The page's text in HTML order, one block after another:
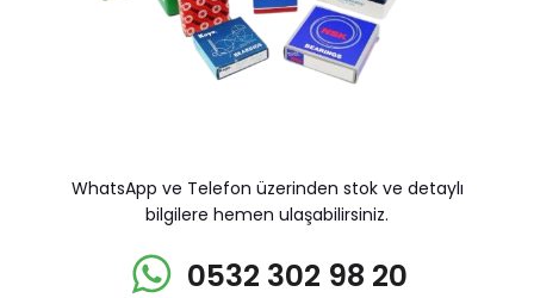
WhatsApp ve Telefon üzerinden stok ve detaylı
bilgilere hemen ulaşabilirsiniz.
0532 302 98 20